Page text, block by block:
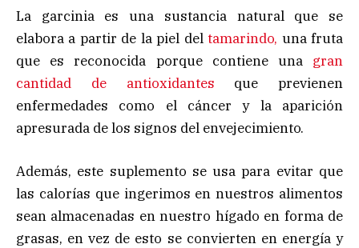
La garcinia es una sustancia natural que se
elabora a partir de la piel deltamarindo, una fruta
que es reconocida porque contiene una gran
cantidad de antioxidantes que previenen
enfermedades como el cáncer y la aparición
apresurada de los signos del envejecimiento.
Además, este suplemento se usa para evitar que
las calorías que ingerimos en nuestros alimentos
sean almacenadas en nuestro hígado en forma de
grasas, en vez de esto se convierten en energía y